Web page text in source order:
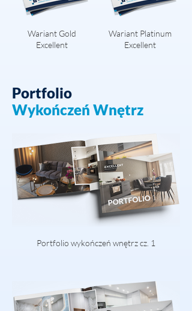
Wariant Gold
Excellent
Wariant Platinum
Excellent
Portfolio
Wykończeń Wnętrz
Portfolio wykończeń wnętrz cz. 1